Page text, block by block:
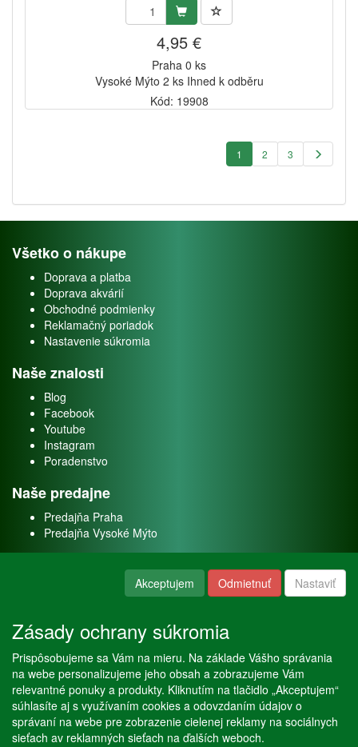
4,95 €
Praha 0 ks
Vysoké Mýto 2 ks Ihned k odběru
Kód: 19908
1 2 3
Všetko o nákupe
Doprava a platba
Doprava akvárií
Obchodné podmienky
Reklamačný poriadok
Nastavenie súkromia
Naše znalosti
Blog
Facebook
Youtube
Instagram
Poradenstvo
Naše predajne
Predajňa Praha
Predajňa Vysoké Mýto
Naše služby
Servis
Predaj akváriových rýb
Predaj akváriových rastlín
Akceptujem Odmietnuť Nastaviť
Zásady ochrany súkromia
Prispôsobujeme sa Vám na mieru. Na základe Vášho správania
na webe personalizujeme jeho obsah a zobrazujeme Vám
relevantné ponuky a produkty. Kliknutím na tlačidlo „Akceptujem“
súhlasíte aj s využívaním cookies a odovzdaním údajov o
správaní na webe pre zobrazenie cielenej reklamy na sociálnych
sieťach av reklamných sieťach na ďalších weboch.